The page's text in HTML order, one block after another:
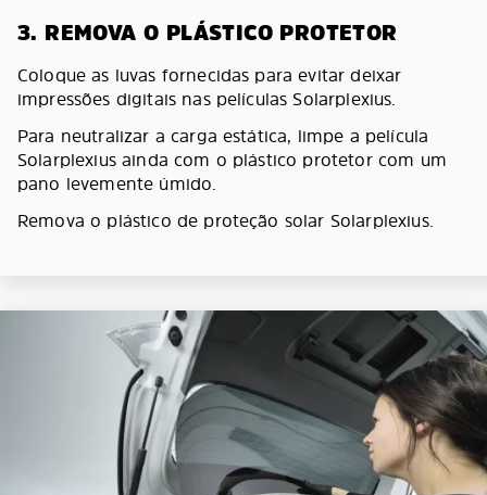
3. REMOVA O PLÁSTICO PROTETOR
Coloque as luvas fornecidas para evitar deixar
impressões digitais nas películas Solarplexius.
Para neutralizar a carga estática, limpe a película
Solarplexius ainda com o plástico protetor com um
pano levemente úmido.
Remova o plástico de proteção solar Solarplexius.